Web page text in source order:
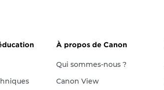
À propos de Canon
Qui sommes-nous ?
Canon View